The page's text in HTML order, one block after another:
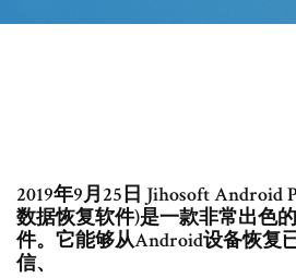
2019年9月25日 Jihosoft Android
数据恢复软件)是一款非常出色
件。它能够从Android设备恢复
信、